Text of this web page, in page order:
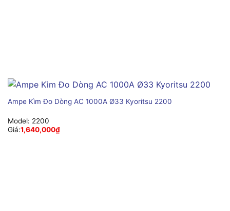
Ampe Kìm Đo Dòng AC 1000A Ø33 Kyoritsu 2200
Model: 2200
Giá:1,640,000₫